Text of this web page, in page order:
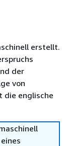
erstellt.
der
von
die englische